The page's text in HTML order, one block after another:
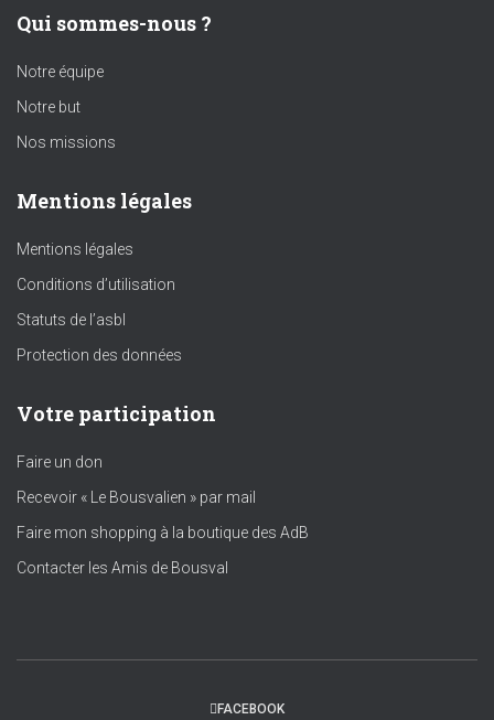
Qui sommes-nous ?
Notre équipe
Notre but
Nos missions
Mentions légales
Mentions légales
Conditions d’utilisation
Statuts de l’asbl
Protection des données
Votre participation
Faire un don
Recevoir « Le Bousvalien » par mail
Faire mon shopping à la boutique des AdB
Contacter les Amis de Bousval
FACEBOOK